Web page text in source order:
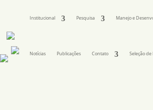
Institucional Pesquisa Manejo e
Notícias Publicações Contato Seleção